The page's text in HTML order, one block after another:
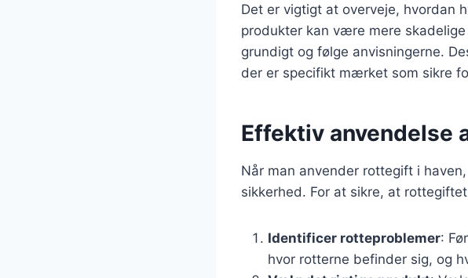
Det er vigtigt at overveje, hvordan
produkter kan være mere
grundigt og følge anvisningerne.
der er specifikt mærket som sikre
Effektiv anvendelse
Når man anvender rottegift i
sikkerhed. For at sikre, at
Identificer rotteproblemer:
hvor rotterne befinder sig, og